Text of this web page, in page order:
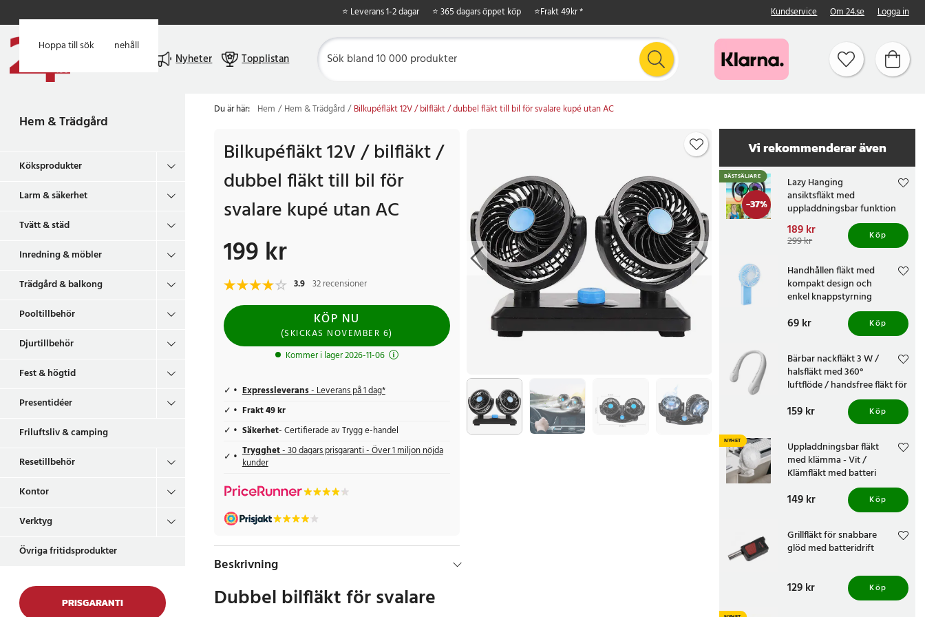
Hoppa till huvudinnehåll
Hoppa till sök
⭐ Leverans 1-2 dagar ⭐ 365 dagars öppet köp ⭐Frakt 49kr * Kundservice Om 24.se Logga in
Nyheter Topplistan
Hem & Trädgård
Köksprodukter
Larm & säkerhet
Tvätt & städ
Inredning & möbler
Trädgård & balkong
Pooltillbehör
Djurtillbehör
Fest & högtid
Presentidéer
Friluftsliv & camping
Resetillbehör
Kontor
Verktyg
Övriga fritidsprodukter
PRISGARANTI
Du är här: Hem Hem & Trädgård Bilkupéfläkt 12V / bilfläkt / dubbel fläkt till bil för svalare kupé utan AC
Bilkupéfläkt 12V / bilfläkt /
dubbel fläkt till bil för
svalare kupé utan AC
Pris:199 kr
199 kr
3.9 32 recensioner
KÖP NU
(SKICKAS NOVEMBER 6)
Kommer i lager 2026-11-06
Expressleverans- Leverans på 1 dag*
Frakt 49 kr
Säkerhet- Certifierade av Trygg e-handel
Trygghet- 30 dagars prisgaranti - Över 1 miljon nöjda
kunder
Beskrivning
Dubbel bilfläkt för svalare
Vi rekommenderar även
-37%
BÄSTSÄLJARE
Lazy Hanging
ansiktsfläkt med
uppladdningsbar funktion
Nuvarande pris:
189 krTidigare pris 299 kr
189 kr
299 kr Köp
Handhållen fläkt med
kompakt design och
enkel knappstyrning
Pris:69 kr
69 kr Köp
Bärbar nackfläkt 3 W /
halsfläkt med 360°
luftflöde / handsfree fläkt för
Pris :159 kr
159 kr Köp
NYHET
Uppladdningsbar fläkt
med klämma - Vit /
Klämfläkt med batteri
Pris :149 kr
149 kr Köp
Grillfläkt för snabbare
glöd med batteridrift
Pris :129 kr
129 kr Köp